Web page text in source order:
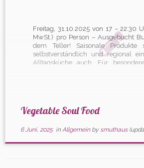
Freitag, 31.10.2025 von 17 – 22:30
MwSt.) pro Person – Ausgebucht
dem Teller! Saisonale
selbstverständlich und regional
Alltagsküche auch. Für
Vegetable Soul Food
6 Juni, 2025inAllgemein by smuthaus